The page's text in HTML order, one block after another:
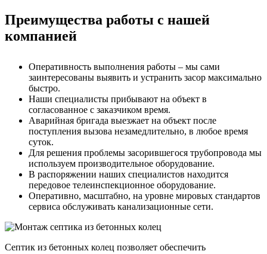
Преимущества работы с нашей
компанией
Оперативность выполнения работы – мы сами
заинтересованы выявить и устранить засор максимально
быстро.
Наши специалисты прибывают на объект в
согласованное с заказчиком время.
Аварийная бригада выезжает на объект после
поступления вызова незамедлительно, в любое время
суток.
Для решения проблемы засорившегося трубопровода мы
используем производительное оборудование.
В распоряжении наших специалистов находится
передовое телеинспекционное оборудование.
Оперативно, масштабно, на уровне мировых стандартов
сервиса обслуживать канализационные сети.
Септик из бетонных колец позволяет обеспечить